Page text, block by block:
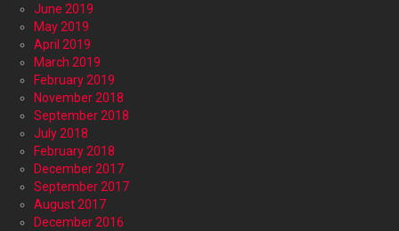
June 2019
May 2019
April 2019
March 2019
February 2019
November 2018
September 2018
July 2018
February 2018
December 2017
September 2017
August 2017
December 2016